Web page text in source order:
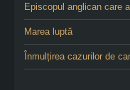
Episcopul anglican care
Marea luptă
Înmulțirea cazurilor de